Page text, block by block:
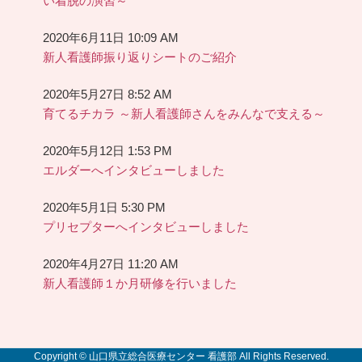
2020年6月11日 10:09 AM
新人看護師振り返りシートのご紹介
2020年5月27日 8:52 AM
育てるチカラ ～新人看護師さんをみんなで支える～
2020年5月12日 1:53 PM
エルダーへインタビューしました
2020年5月1日 5:30 PM
プリセプターへインタビューしました
2020年4月27日 11:20 AM
新人看護師１か月研修を行いました
Copyright © 山口県立総合医療センター 看護部 All Rights Reserved.